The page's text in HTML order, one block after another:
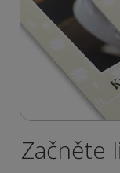
Začněte